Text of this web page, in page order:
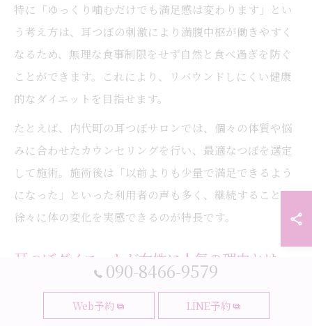
特に「ゆっくり噛むだけでも満足感は変わります」とい
う考え方は、耳つぼの刺激により満腹中枢が働きやすく
なるため、無理な食事制限をせず自然と食べ過ぎを防ぐ
ことができます。これにより、リバウンドしにくい健康
的なダイエットを目指せます。
たとえば、内代町の耳つぼサロンでは、個々の体質や悩
みに合わせたカウンセリングを行い、最適なつぼを選定
して施術。施術後は「以前よりも少量で満足できるよう
になった」といった利用者の声も多く、継続することで
徐々に体の変化を実感できるのが特長です。
耳つぼダイエットが女性に人気の理由とは
く続けられることと、健康や美容への意識の高まりが背
090-8466-9579
Web予約 LINE予約